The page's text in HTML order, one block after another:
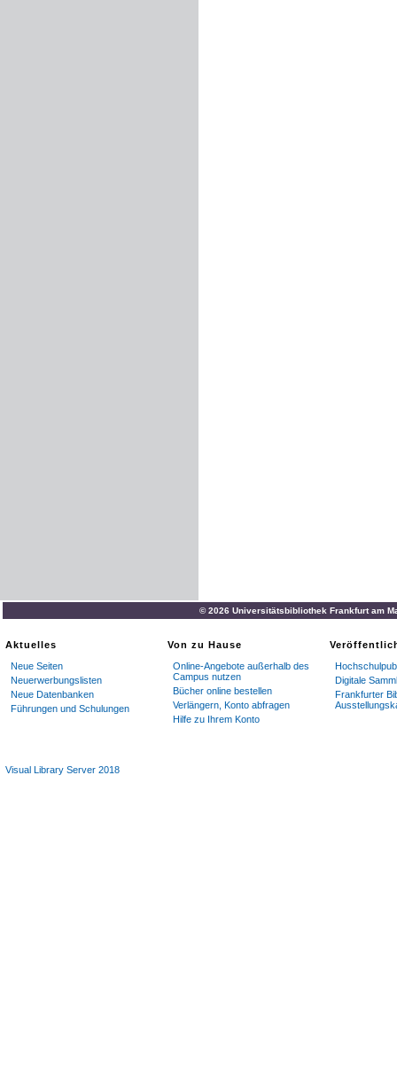
© 2026 Universitätsbibliothek Frankfurt am
Aktuelles
Neue Seiten
Neuerwerbungslisten
Neue Datenbanken
Führungen und Schulungen
Von zu Hause
Online-Angebote außerhalb des
Campus nutzen
Bücher online bestellen
Verlängern, Konto abfragen
Hilfe zu Ihrem Konto
Digitale
Frankfurter
Visual Library Server 2018